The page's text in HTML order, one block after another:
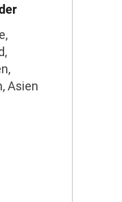
Asien